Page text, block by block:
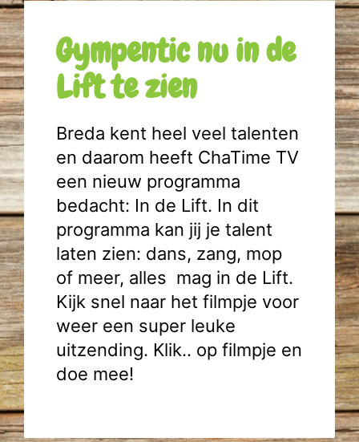
Gympentic nu in de
Lift te zien
Breda kent heel veel talenten
en daarom heeft ChaTime TV
een nieuw programma
bedacht: In de Lift. In dit
programma kan jij je talent
laten zien: dans, zang, mop
of meer, alles mag in de Lift.
Kijk snel naar het filmpje voor
weer een super leuke
uitzending. Klik.. op filmpje en
doe mee!